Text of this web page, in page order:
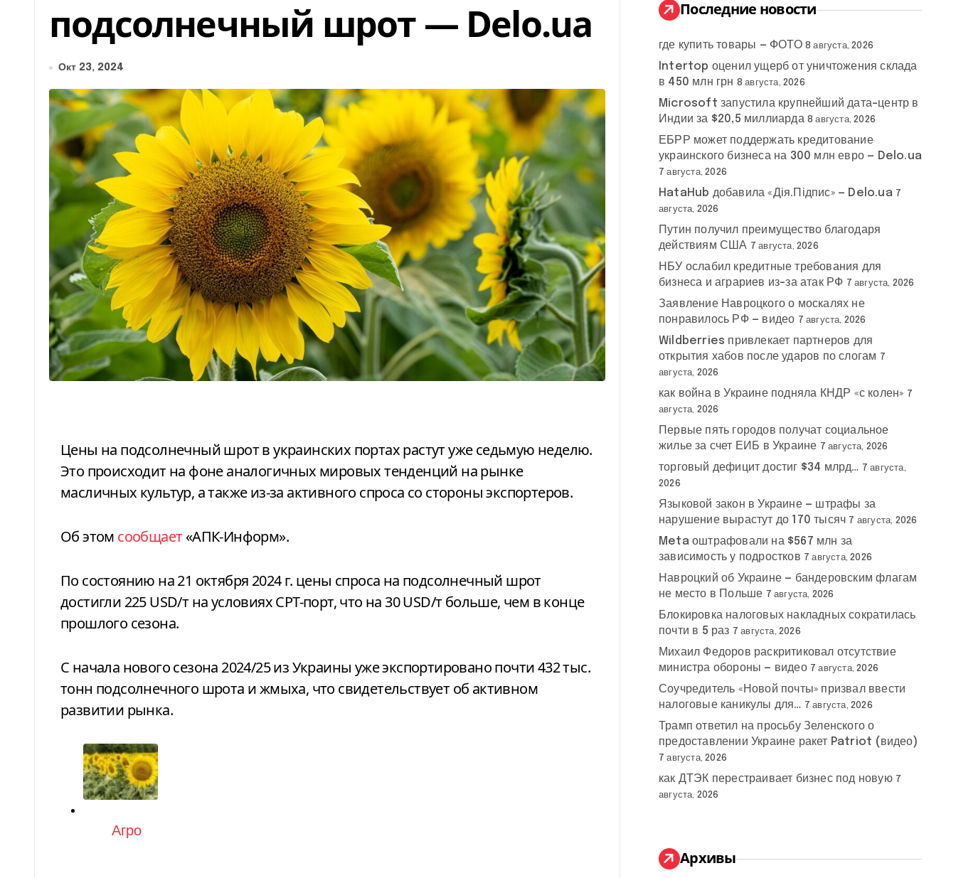
подсолнечный шрот — Delo.ua
Окт 23, 2024
Цены на подсолнечный шрот в украинских портах растут уже седьмую неделю.
Это происходит на фоне аналогичных мировых тенденций на рынке
масличных культур, а также из-за активного спроса со стороны экспортеров.
Об этом сообщает«АПК-Информ».
По состоянию на 21 октября 2024 г. цены спроса на подсолнечный шрот
достигли 225 USD/т на условияхСРТ-порт, что на 30 USD/т больше, чем в конце
прошлого сезона.
С начала нового сезона 2024/25 из Украины уже экспортировано почти 432 тыс.
тонн подсолнечного шрота и жмыха, что свидетельствует об активном
развитии рынка.
Категория
Агро
:
Последние новости
где купить товары — ФОТО 8 августа, 2026
Intertop оценил ущерб от уничтожения склада
в 450 млн грн 8 августа, 2026
Microsoft запустила крупнейший дата-центр в
Индии за $20,5 миллиарда 8 августа, 2026
ЕБРР может поддержать кредитование
украинского бизнеса на 300 млн евро — Delo.ua
7 августа, 2026
HataHub добавила «Дія.Підпис» — Delo.ua 7
августа, 2026
Путин получил преимущество благодаря
действиям США 7 августа, 2026
НБУ ослабил кредитные требования для
бизнеса и аграриев из-за атак РФ 7 августа, 2026
Заявление Навроцкого о москалях не
понравилось РФ — видео 7 августа, 2026
Wildberries привлекает партнеров для
открытия хабов после ударов по слогам 7
августа, 2026
как война в Украине подняла КНДР «с колен» 7
августа, 2026
Первые пять городов получат социальное
жилье за счет ЕИБ в Украине 7 августа, 2026
торговый дефицит достиг $34 млрд… 7 августа,
2026
Языковой закон в Украине — штрафы за
нарушение вырастут до 170 тысяч 7 августа, 2026
Meta оштрафовали на $567 млн за
зависимость у подростков 7 августа, 2026
Навроцкий об Украине — бандеровским флагам
не место в Польше 7 августа, 2026
Блокировка налоговых накладных сократилась
почти в 5 раз 7 августа, 2026
Михаил Федоров раскритиковал отсутствие
министра обороны — видео 7 августа, 2026
Соучредитель «Новой почты» призвал ввести
налоговые каникулы для… 7 августа, 2026
Трамп ответил на просьбу Зеленского о
предоставлении Украине ракет Patriot (видео)
7 августа, 2026
как ДТЭК перестраивает бизнес под новую 7
августа, 2026
Архивы